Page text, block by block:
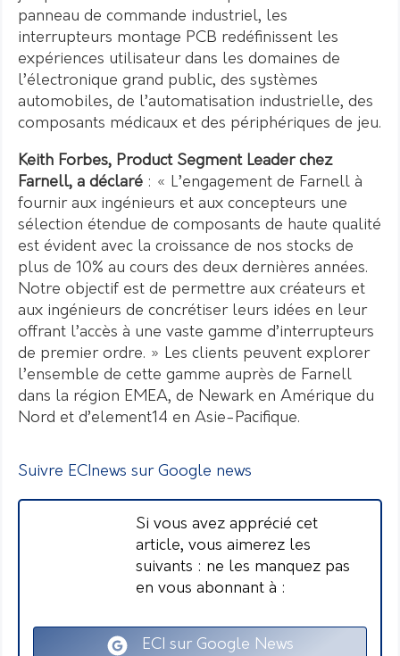
panneau de commande industriel, les
interrupteurs montage PCB redéfinissent les
expériences utilisateur dans les domaines de
l’électronique grand public, des systèmes
automobiles, de l’automatisation industrielle, des
composants médicaux et des périphériques de jeu.
Keith Forbes, Product Segment Leader chez
Farnell, a déclaré : « L’engagement de Farnell à
fournir aux ingénieurs et aux concepteurs une
sélection étendue de composants de haute qualité
est évident avec la croissance de nos stocks de
plus de 10% au cours des deux dernières années.
Notre objectif est de permettre aux créateurs et
aux ingénieurs de concrétiser leurs idées en leur
offrant l’accès à une vaste gamme d’interrupteurs
de premier ordre. » Les clients peuvent explorer
l’ensemble de cette gamme auprès de Farnell
dans la région EMEA, de Newark en Amérique du
Nord et d’element14 en Asie-Pacifique.
Suivre ECInews sur Google news
Si vous avez apprécié cet
article, vous aimerez les
suivants : ne les manquez pas
en vous abonnant à :
ECI sur Google News